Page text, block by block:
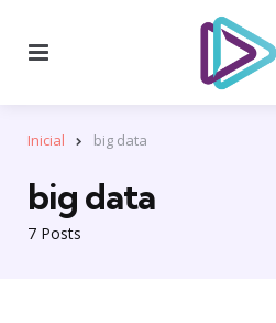
Inicial big data
7 Posts
big data